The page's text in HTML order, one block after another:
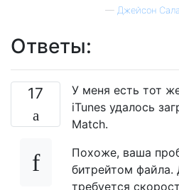
— Джейсон
Ответы:
17
У меня есть тот
iTunes удалось
Match.
Похоже, ваша
битрейтом файла.
требуется